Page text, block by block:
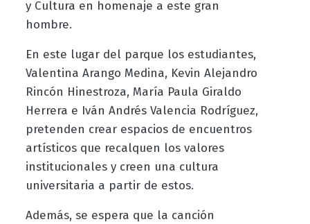
y Cultura en homenaje a este gran
hombre.
En este lugar del parque los estudiantes,
Valentina Arango Medina, Kevin Alejandro
Rincón Hinestroza, María Paula Giraldo
Herrera e Iván Andrés Valencia Rodríguez,
pretenden crear espacios de encuentros
artísticos que recalquen los valores
institucionales y creen una cultura
universitaria a partir de estos.
Además, se espera que la canción